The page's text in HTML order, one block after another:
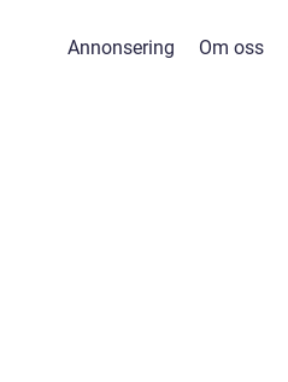
Annonsering Om oss